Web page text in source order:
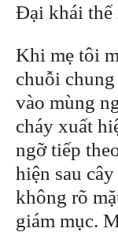
Đại khái thế
Khi mẹ tôi
chuỗi
vào mùng
cháy xuất
ngỡ tiếp
hiện sau
không rõ
giám mục.